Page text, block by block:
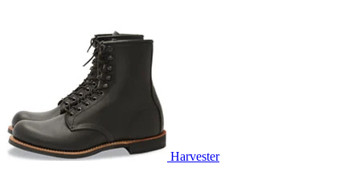
Harvester